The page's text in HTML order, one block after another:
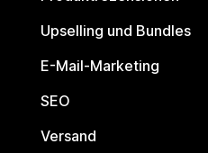
Upselling und Bundles
E-Mail-Marketing
SEO
Versand